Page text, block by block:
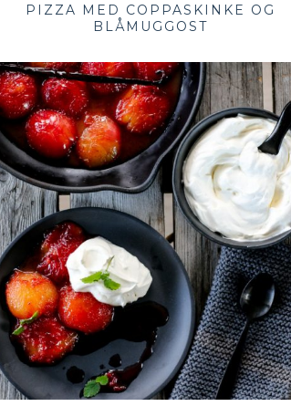
PIZZA MED COPPASKINKE OG
BLÅMUGGOST